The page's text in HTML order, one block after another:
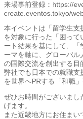
来場事前登録：https://
create.eventos.tokyo/
本イベントは「留学生支
を対象に行った「困っ
ート結果を基にして、
ーマを軸に、グローバ
の国際交流を創出する目
弊社でも日本での就職支
を世界へPRする「和職
ぜひお時間がございまし
げます。
また近畿地方にお住ま